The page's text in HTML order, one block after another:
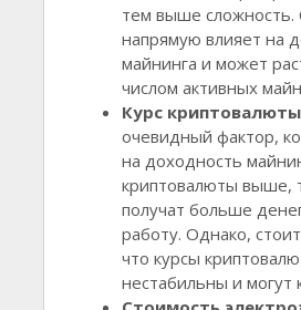
тем выше сложность.
напрямую влияет на
майнинга и может
числом активных
Курс криптовалюты
очевидный фактор,
на доходность
криптовалюты выше,
получат больше
работу. Однако,
что курсы
нестабильны и могут